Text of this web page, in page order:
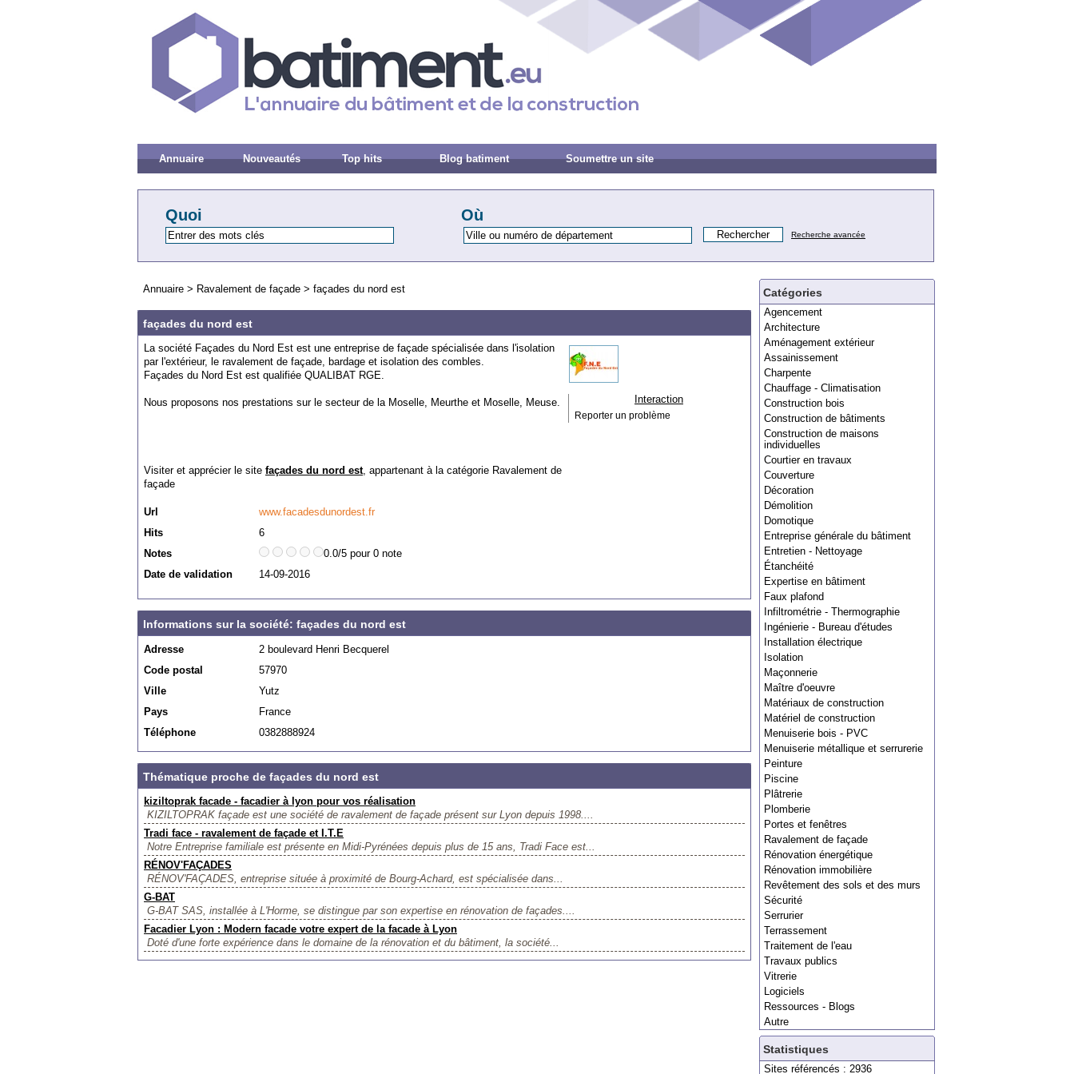
Annuaire Nouveautés Top hits Blog batiment Soumettre un site
Quoi Où
Recherche avancée
Catégories
Agencement
Architecture
Aménagement extérieur
Assainissement
Charpente
Chauffage - Climatisation
Construction bois
Construction de bâtiments
Construction de maisons
individuelles
Courtier en travaux
Couverture
Décoration
Démolition
Domotique
Entreprise générale du bâtiment
Entretien - Nettoyage
Étanchéité
Expertise en bâtiment
Faux plafond
Infiltrométrie - Thermographie
Ingénierie - Bureau d'études
Installation électrique
Isolation
Maçonnerie
Maître d'oeuvre
Matériaux de construction
Matériel de construction
Menuiserie bois - PVC
Menuiserie métallique et serrurerie
Peinture
Piscine
Plâtrerie
Plomberie
Portes et fenêtres
Ravalement de façade
Rénovation énergétique
Rénovation immobilière
Revêtement des sols et des murs
Sécurité
Serrurier
Terrassement
Traitement de l'eau
Travaux publics
Vitrerie
Logiciels
Ressources - Blogs
Autre
Statistiques
Sites référencés : 2936
Annuaire > Ravalement de façade > façades du nord est
façades du nord est
La société Façades du Nord Est est une entreprise de façade spécialisée dans l'isolation
par l'extérieur, le ravalement de façade, bardage et isolation des combles.
Façades du Nord Est est qualifiée QUALIBAT RGE.
Nous proposons nos prestations sur le secteur de la Moselle, Meurthe et Moselle, Meuse.
Visiter et apprécier le site façades du nord est, appartenant à la catégorie Ravalement de
façade
Url
www.facadesdunordest.fr
Hits
6
Notes
0.0/5 pour 0 note
Date de validation
14-09-2016
Interaction
Reporter un problème
Informations sur la société: façades du nord est
Adresse
2 boulevard Henri Becquerel
Code postal
57970
Ville
Yutz
Pays
France
Téléphone
0382888924
Thématique proche de façades du nord est
kiziltoprak facade - facadier à lyon pour vos réalisation
KIZILTOPRAK façade est une société de ravalement de façade présent sur Lyon depuis 1998....
Tradi face - ravalement de façade et I.T.E
Notre Entreprise familiale est présente en Midi-Pyrénées depuis plus de 15 ans, Tradi Face est...
RÉNOV'FAÇADES
RÉNOV'FAÇADES, entreprise située à proximité de Bourg-Achard, est spécialisée dans...
G-BAT
G-BAT SAS, installée à L'Horme, se distingue par son expertise en rénovation de façades....
Facadier Lyon : Modern facade votre expert de la facade à Lyon
Doté d'une forte expérience dans le domaine de la rénovation et du bâtiment, la société...